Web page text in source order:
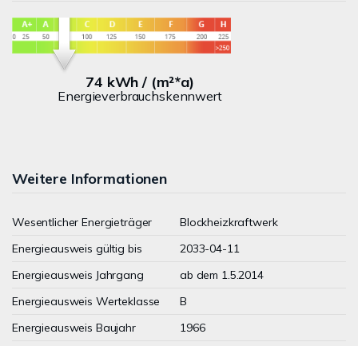
74 kWh / (m²*a)
Energieverbrauchskennwert
Weitere Informationen
Wesentlicher Energieträger
Blockheizkraftwerk
Energieausweis gültig bis
2033-04-11
Energieausweis Jahrgang
ab dem 1.5.2014
Energieausweis Werteklasse
B
Energieausweis Baujahr
1966